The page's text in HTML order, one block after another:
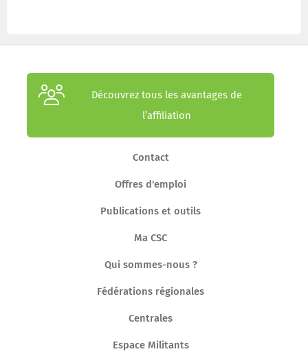
Découvrez tous les avantages de
l’affiliation
Contact
Offres d'emploi
Publications et outils
Ma CSC
Qui sommes-nous ?
Fédérations régionales
Centrales
Espace Militants